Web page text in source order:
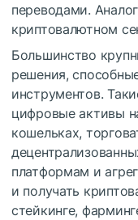
переводами.
криптовалютном
Большинство
решения,
инструментов.
цифровые активы
кошельках,
платформам и
и получать
стейкинге,